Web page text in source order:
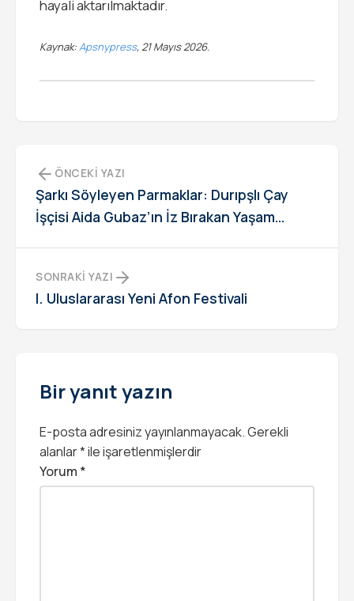
hayali aktarılmaktadır.
Kaynak: Apsnypress, 21 Mayıs 2026.
ÖNCEKI YAZI
Şarkı Söyleyen Parmaklar: Durıpşlı Çay
İşçisi Aida Gubaz’ın İz Bırakan Yaşam
SONRAKI YAZI
I. Uluslararası Yeni Afon Festivali
Bir yanıt yazın
E-posta adresiniz yayınlanmayacak.Gerekli
alanlar*ile işaretlenmişlerdir
Yorum *